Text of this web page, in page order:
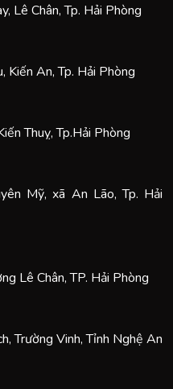
Lê Chân, Tp. Hải Phòng
An, Tp. Hải Phòng
Thuỵ, Tp.Hải Phòng
Mỹ, xã An Lão, Tp. Hải
Lê Chân, TP. Hải Phòng
Trường Vinh, Tỉnh Nghệ An